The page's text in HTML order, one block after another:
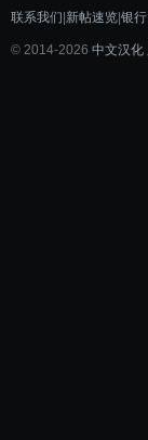
联系我们 新帖速览 银行
© 2014-2026 中文汉化